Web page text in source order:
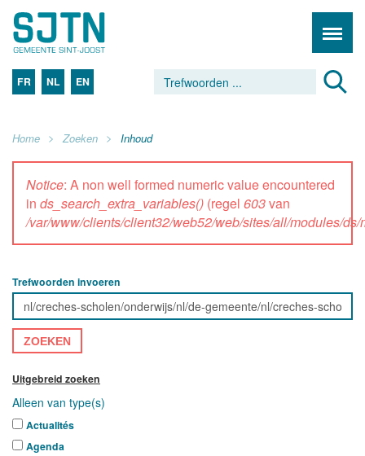
FR NL EN
Home Zoeken Inhoud
Notice: A non well formed numeric value encountered
in ds_search_extra_variables() (regel 603van
/var/www/clients/client32/web52/web/sites/all/modules/
Trefwoorden invoeren
ZOEKEN
Uitgebreid zoeken
Alleen van type(s)
Actualités
Agenda